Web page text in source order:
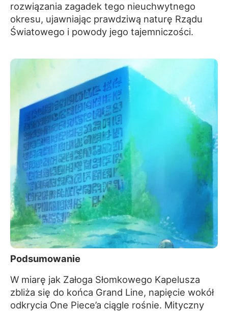
rozwiązania zagadek tego nieuchwytnego
okresu, ujawniając prawdziwą naturę Rządu
Światowego i powody jego tajemniczości.
Podsumowanie
W miarę jak Załoga Słomkowego Kapelusza
zbliża się do końca Grand Line, napięcie wokół
odkrycia One Piece’a ciągle rośnie. Mityczny